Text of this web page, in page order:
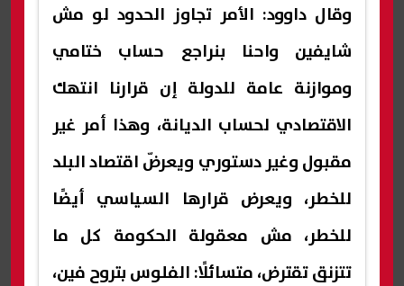
وقال داوود: الأمر تجاوز الحدود لو مش
شايفين واحنا بنراجع حساب ختامي
وموازنة عامة للدولة إن قرارنا انتهك
الاقتصادي لحساب الديانة، وهذا أمر غير
مقبول وغير دستوري ويعرضّ اقتصاد البلد
للخطر، ويعرض قرارها السياسي أيضًا
للخطر، مش معقولة الحكومة كل ما
تتزنق تقترض، متسائلًا: الفلوس بتروح فين،